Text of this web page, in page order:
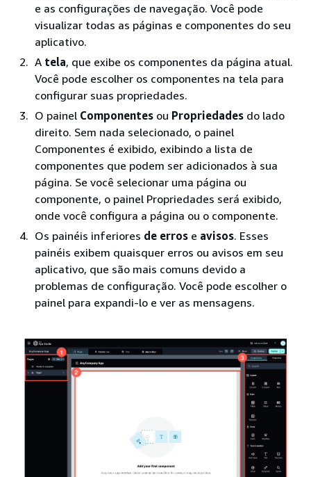
e as configurações de navegação. Você pode
visualizar todas as páginas e componentes do seu
aplicativo.
A tela, que exibe os componentes da página atual.
Você pode escolher os componentes na tela para
configurar suas propriedades.
O painel Componentes ou Propriedades do lado
direito. Sem nada selecionado, o painel
Componentes é exibido, exibindo a lista de
componentes que podem ser adicionados à sua
página. Se você selecionar uma página ou
componente, o painel Propriedades será exibido,
onde você configura a página ou o componente.
Os painéis inferiores de erros e avisos. Esses
painéis exibem quaisquer erros ou avisos em seu
aplicativo, que são mais comuns devido a
problemas de configuração. Você pode escolher o
painel para expandi-lo e ver as mensagens.